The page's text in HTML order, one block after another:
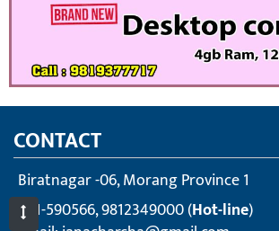
CONTACT
Biratnagar -06, Morang Province 1
021-590566, 9812349000 (Hot-line)